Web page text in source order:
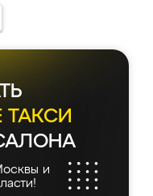
ТАКСИ
и